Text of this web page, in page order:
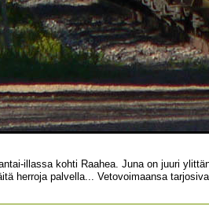
illassa kohti Raahea. Juna on juuri
herroja palvella... Vetovoimaansa